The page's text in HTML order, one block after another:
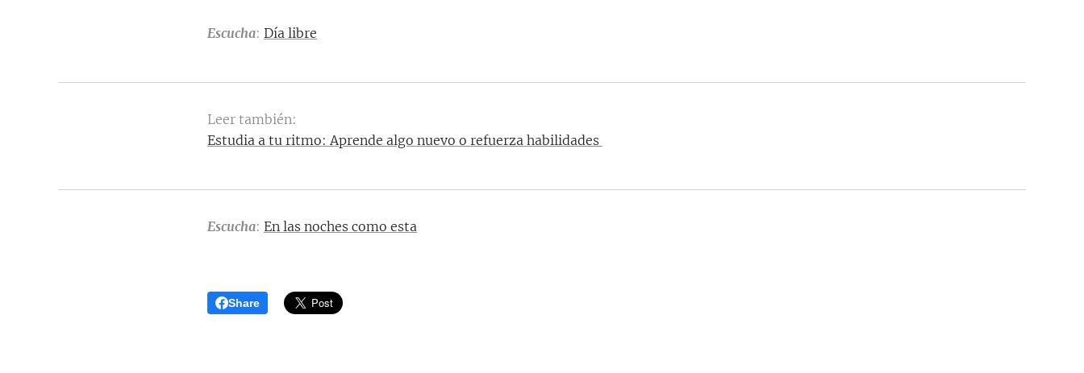
Escucha: Día libre
Leer también:
Estudia a tu ritmo: Aprende algo nuevo o refuerza habilidades
Escucha: En las noches como esta
Share